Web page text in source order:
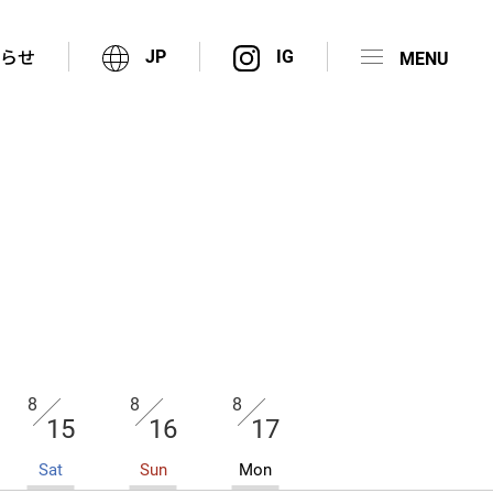
せ JP
8
15
Sat
8
16
Sun
8
17
Mon